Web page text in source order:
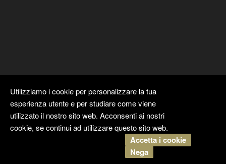
Kyuubi Cloud Solutionby STUDIO99. Tutti i diritti
Utilizziamo i cookie per personalizzare la tua
esperienza utente e per studiare come viene
utilizzato il nostro sito web. Acconsenti ai nostri
cookie, se continui ad utilizzare questo sito web.
Accetta i cookie
Nega